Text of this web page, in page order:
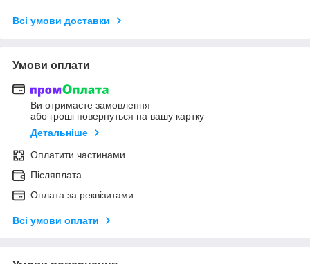
Всі умови доставки
Умови оплати
Ви отримаєте замовлення
або гроші повернуться на вашу картку
Детальніше
Оплатити частинами
Післяплата
Оплата за реквізитами
Всі умови оплати